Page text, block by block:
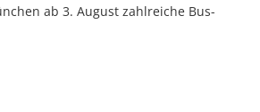
ab 3. August zahlreiche Bus-